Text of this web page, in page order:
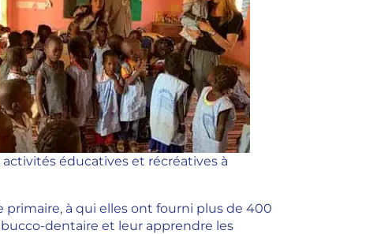
éducatives et récréatives à
à qui elles ont fourni plus de 400
dentaire et leur apprendre les